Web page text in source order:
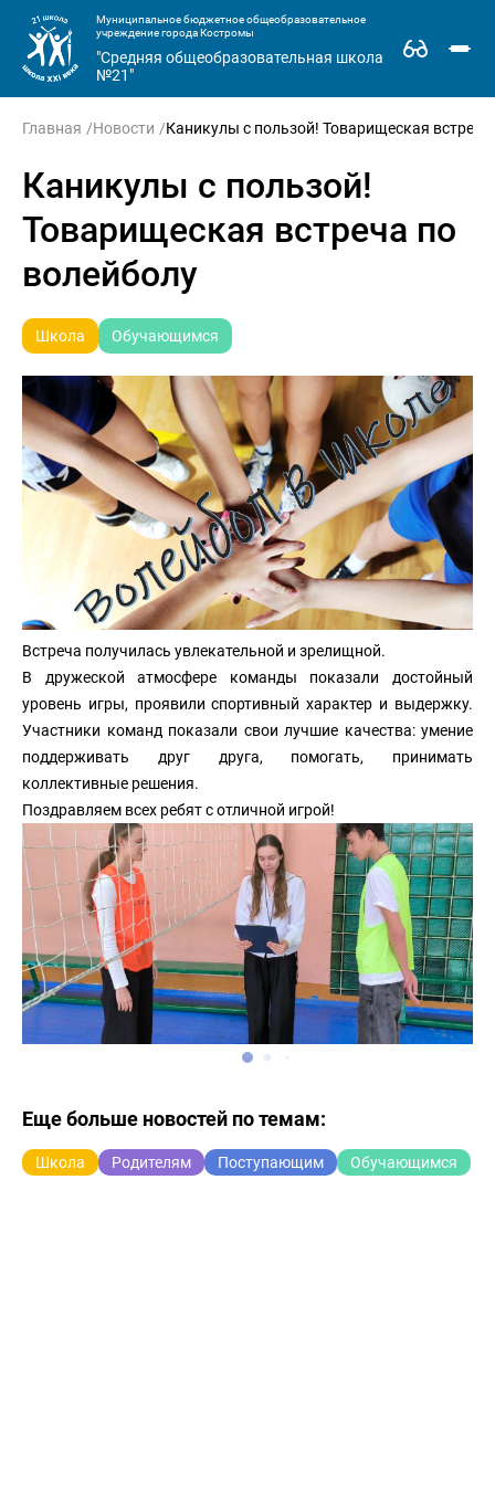
Муниципальное бюджетное общеобразовательное
учреждение города Костромы
"Средняя общеобразовательная школа
№21"
Главная Новости Каникулы с пользой! Товарищеская встреча
Каникулы с пользой!
Товарищеская встреча по
волейболу
Школа Обучающимся
Встреча получилась увлекательной и зрелищной.
В дружеской атмосфере команды показали достойный
уровень игры, проявили спортивный характер и выдержку.
Участники команд показали свои лучшие качества: умение
поддерживать друг друга, помогать, принимать
коллективные решения.
Поздравляем всех ребят с отличной игрой!
Еще больше новостей по темам:
Школа Родителям Поступающим Обучающимся